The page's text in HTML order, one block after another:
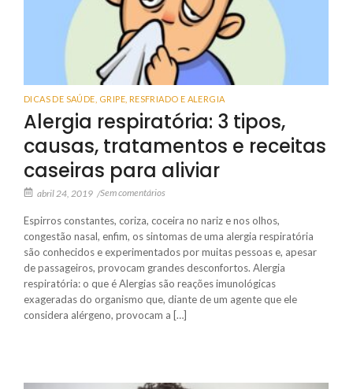
DICAS DE SAÚDE GRIPE, RESFRIADO E ALERGIA
Alergia respiratória: 3 tipos,
causas, tratamentos e receitas
caseiras para aliviar
abril 24, 2019 /Sem comentários
Espirros constantes, coriza, coceira no nariz e nos olhos,
congestão nasal, enfim, os sintomas de uma alergia respiratória
são conhecidos e experimentados por muitas pessoas e, apesar
de passageiros, provocam grandes desconfortos. Alergia
respiratória: o que é Alergias são reações imunológicas
exageradas do organismo que, diante de um agente que ele
considera alérgeno, provocam a […]